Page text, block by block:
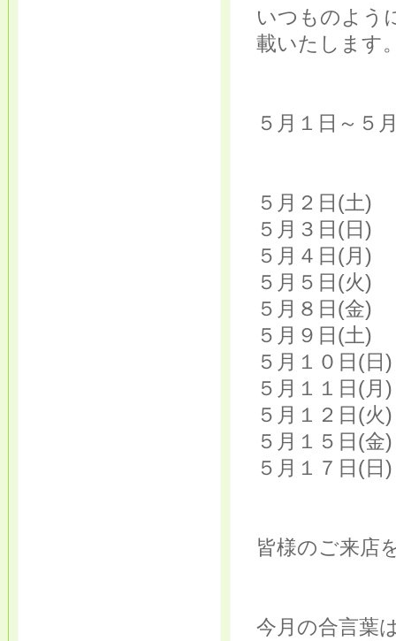
いつものよう
載いたします
５月１日～５
５月２日(土)
５月３日(日)
５月４日(月)
５月５日(火
５月８日(金)
５月９日(土)
５月１０日(
５月１１日(
５月１２日(
５月１５日(
５月１７日(
皆様のご来店
今月の合言葉